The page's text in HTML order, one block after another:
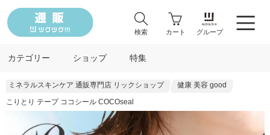
検索 カート グループ
カテゴリー ショップ 特集
ミネラルスキンケア 通販専門店 リックショップ
健康 美容 good
こりとり テープ ココシール COCOseal